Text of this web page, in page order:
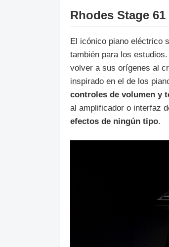
Rhodes Stage 61
El icónico piano eléctrico
también para los
volver a sus orígenes al
inspirado en el de los
controles de volumen y
al amplificador o interfaz
efectos de ningún tipo.